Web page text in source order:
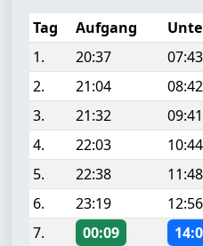
Tag
Aufgang
1.
20:37 07:43
2.
21:04 08:42
3.
21:32 09:41
4.
22:03 10:44
5.
22:38 11:48
6.
23:19 12:56
7.
00:09